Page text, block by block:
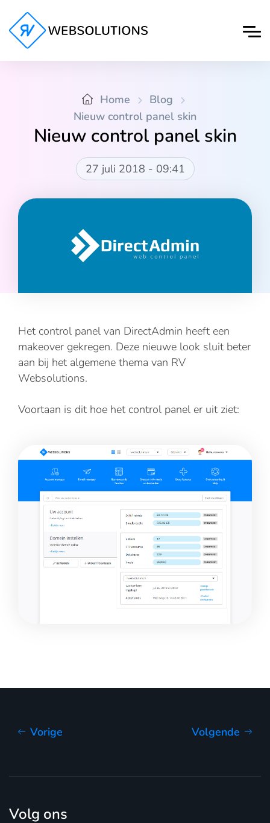
Home
Blog
Nieuw control panel skin
Nieuw control panel skin
27 juli 2018 - 09:41
Het control panel van DirectAdmin heeft een
makeover gekregen. Deze nieuwe look sluit beter
aan bij het algemene thema van RV
Websolutions.
Voortaan is dit hoe het control panel er uit ziet:
Vorige Volgende
Volg ons